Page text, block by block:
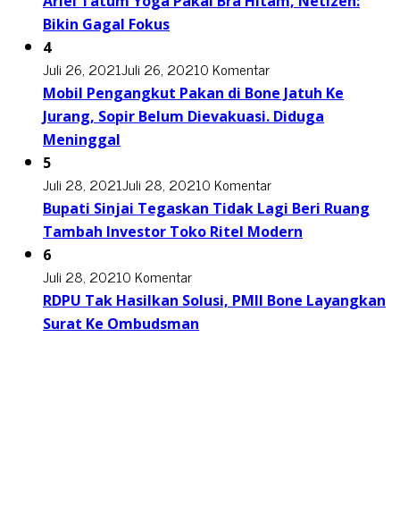
Bikin Gagal Fokus
4
Juli 26, 2021Juli 26, 20210 Komentar
Mobil Pengangkut Pakan di Bone Jatuh Ke
Jurang, Sopir Belum Dievakuasi. Diduga
Meninggal
5
Juli 28, 2021Juli 28, 20210 Komentar
Bupati Sinjai Tegaskan Tidak Lagi Beri Ruang
Tambah Investor Toko Ritel Modern
6
Juli 28, 20210 Komentar
RDPU Tak Hasilkan Solusi, PMII Bone Layangkan
Surat Ke Ombudsman